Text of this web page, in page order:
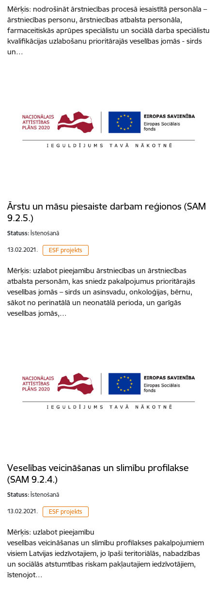
Mērķis: nodrošināt ārstniecības procesā iesaistītā personāla –
ārstniecības personu, ārstniecības atbalsta personāla,
farmaceitiskās aprūpes speciālistu un sociālā darba speciālistu
kvalifikācijas uzlabošanu prioritārajās veselības jomās - sirds
un…
Ārstu un māsu piesaiste darbam reģionos (SAM
9.2.5.)
Statuss: Īstenošanā
13.02.2021. ESF projekts
Mērķis: uzlabot pieejamību ārstniecības un ārstniecības
atbalsta personām, kas sniedz pakalpojumus prioritārajās
veselības jomās – sirds un asinsvadu, onkoloģijas, bērnu,
sākot no perinatālā un neonatālā perioda, un garīgās
veselības jomās,…
Veselības veicināšanas un slimību profilakse
(SAM 9.2.4.)
Statuss: Īstenošanā
13.02.2021. ESF projekts
Mērķis: uzlabot pieejamību
veselības veicināšanas un slimību profilakses pakalpojumiem
visiem Latvijas iedzīvotajiem, jo īpaši teritoriālās, nabadzības
un sociālās atstumtības riskam pakļautajiem iedzīvotājiem,
īstenojot…